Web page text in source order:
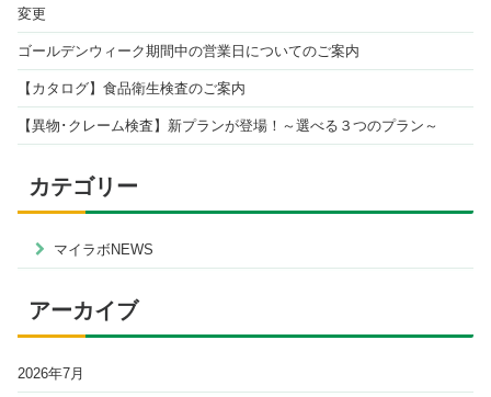
変更
ゴールデンウィーク期間中の営業日についてのご案内
【カタログ】食品衛生検査のご案内
【異物･クレーム検査】新プランが登場！～選べる３つのプラン～
カテゴリー
マイラボNEWS
アーカイブ
2026年7月